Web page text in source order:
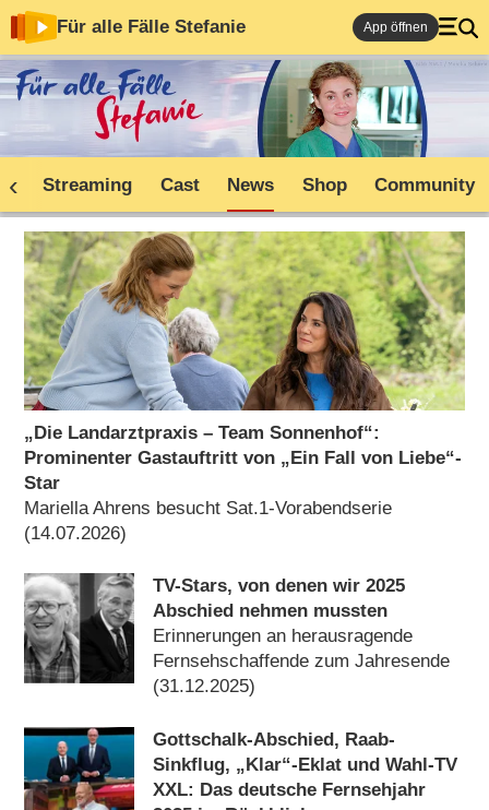
Für alle Fälle Stefanie App öffnen
Streaming Cast News Shop Community
„Die Landarztpraxis – Team Sonnenhof“:
Prominenter Gastauftritt von „Ein Fall von Liebe“-
Star
Mariella Ahrens besucht Sat.1-Vorabendserie
(14.07.2026)
TV-Stars, von denen wir 2025
Abschied nehmen mussten
Erinnerungen an herausragende
Fernsehschaffende zum Jahresende
(31.12.2025)
Gottschalk-Abschied, Raab-
Sinkflug, „Klar“-Eklat und Wahl-TV
XXL: Das deutsche Fernsehjahr